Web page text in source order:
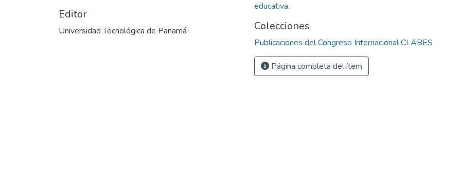
Editor
Universidad Tecnológica de Panamá
educativa.
Colecciones
Publicaciones del Congreso Internacional CLABES
Página completa del ítem